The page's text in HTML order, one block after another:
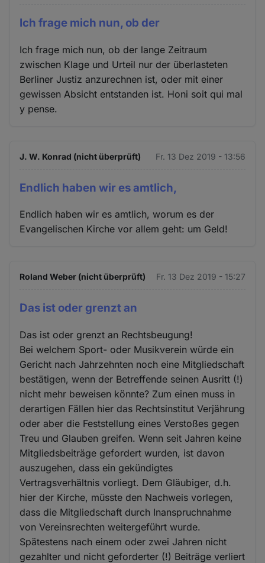
Ich frage mich nun, ob der
Ich frage mich nun, ob der lange Zeitraum
zwischen Klage und Urteil nur der überlasteten
Berliner Justiz anzurechnen ist, oder mit einer
gewissen Absicht entstanden ist. Honi soit qui mal
y pense.
J. W. Konrad (nicht überprüft) Fr. 13 Dez 2019 - 13:56
Endlich haben wir es amtlich,
Endlich haben wir es amtlich, worum es der
Evangelischen Kirche vor allem geht: um Geld!
Roland Weber (nicht überprüft) Fr. 13 Dez 2019 - 15:27
Das ist oder grenzt an
Das ist oder grenzt an Rechtsbeugung!
Bei welchem Sport- oder Musikverein würde ein
Gericht nach Jahrzehnten noch eine Mitgliedschaft
bestätigen, wenn der Betreffende seinen Ausritt (!)
nicht mehr beweisen könnte? Zum einen muss in
derartigen Fällen hier das Rechtsinstitut Verjährung
oder aber die Feststellung eines Verstoßes gegen
Treu und Glauben greifen. Wenn seit Jahren keine
Mitgliedsbeiträge gefordert wurden, ist davon
auszugehen, dass ein gekündigtes
Vertragsverhältnis vorliegt. Dem Gläubiger, d.h.
hier der Kirche, müsste den Nachweis vorlegen,
dass die Mitgliedschaft durch Inanspruchnahme
von Vereinsrechten weitergeführt wurde.
Spätestens nach einem oder zwei Jahren nicht
gezahlter und nicht geforderter (!) Beiträge verliert